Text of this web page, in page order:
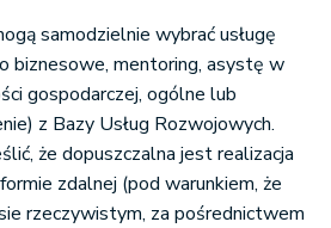
samodzielnie wybrać usługę
biznesowe, mentoring, asystę w
gospodarczej, ogólne lub
z Bazy Usług Rozwojowych.
że dopuszczalna jest realizacja
zdalnej (pod warunkiem, że
rzeczywistym, za pośrednictwem